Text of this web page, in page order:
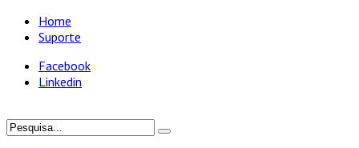
Home
Suporte
Facebook
Linkedin